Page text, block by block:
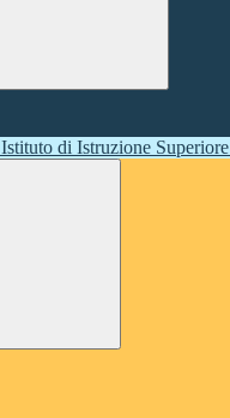
Istituto di Istruzione Superiore